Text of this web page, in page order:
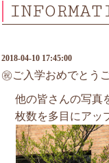
2018-04-10 17:45:00
㊗️ご入学おめでとう
他の皆さんの写真
枚数を多目にア